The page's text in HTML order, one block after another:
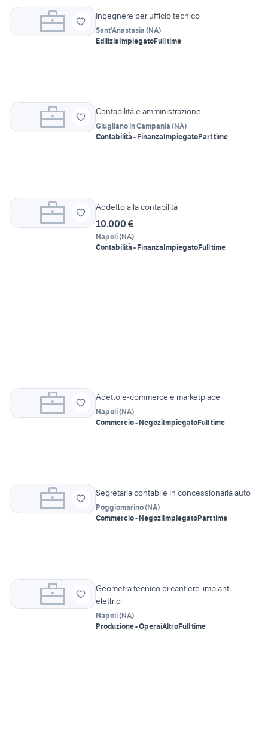
Ingegnere per ufficio tecnico
Sant'Anastasia (NA)
EdiliziaImpiegatoFull time
Contabilità e amministrazione
Giugliano in Campania (NA)
Contabilità - FinanzaImpiegatoPart time
Addetto alla contabilità
10.000 €
Napoli(NA)
Contabilità - FinanzaImpiegatoFull time
Adetto e-commerce e marketplace
Napoli(NA)
Commercio - NegoziImpiegatoFull time
Segretaria contabile in concessionaria auto
Poggiomarino(NA)
Commercio - NegoziImpiegatoPart time
Geometra tecnico di cantiere-impianti
elettrici
Napoli(NA)
Produzione - OperaiAltroFull time